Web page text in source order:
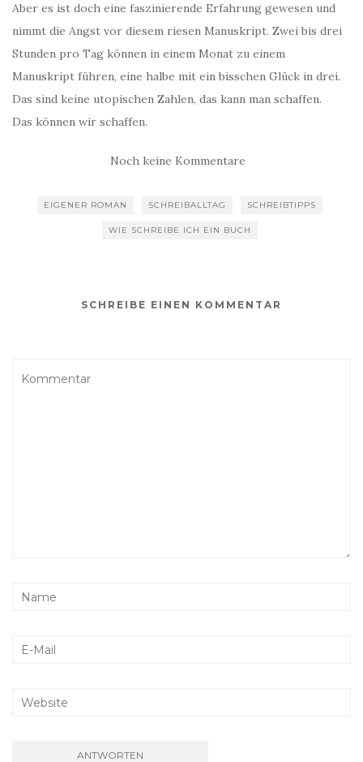
Aber es ist doch eine faszinierende Erfahrung gewesen und
nimmt die Angst vor diesem riesen Manuskript. Zwei bis drei
Stunden pro Tag können in einem Monat zu einem
Manuskript führen, eine halbe mit ein bisschen Glück in drei.
Das sind keine utopischen Zahlen, das kann man schaffen.
Das können wir schaffen.
Noch keine Kommentare
EIGENER ROMAN SCHREIBALLTAG SCHREIBTIPPS
WIE SCHREIBE ICH EIN BUCH
SCHREIBE EINEN KOMMENTAR